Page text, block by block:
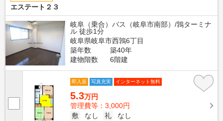
エステート２３
岐阜（乗合）バス（岐阜市南部）/鶉ターミナ
ル 徒歩1分
岐阜県岐阜市西鶉6丁目
築年数
築40年
建物階数
6階建
即入居 写真充実 インターネット無料
5.3万円
管理費等：3,000円
敷
なし 礼
なし